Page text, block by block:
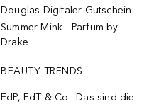
Douglas Digitaler Gutschein
Summer Mink - Parfum by
Drake
BEAUTY TRENDS
EdP, EdT & Co.: Das sind die